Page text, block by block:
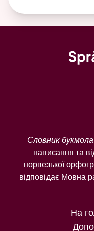
Словник букмола
написання та
норвезької
відповідає Мовна
На